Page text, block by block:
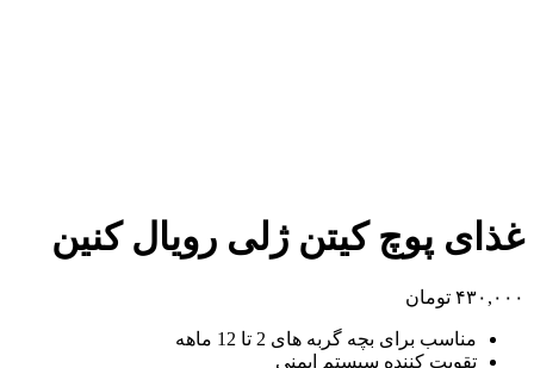
غذای پوچ کیتن ژلی رویال کنین
۴۳۰,۰۰۰ تومان
مناسب برای بچه گربه های 2 تا 12 ماهه
تقویت کننده سیستم ایمنی